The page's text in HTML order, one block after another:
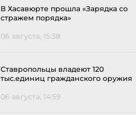
В Хасавюрте прошла «Зарядка со
стражем порядка»
06 августа, 15:38
Ставропольцы владеют 120
тыс.единиц гражданского оружия
06 августа, 14:59